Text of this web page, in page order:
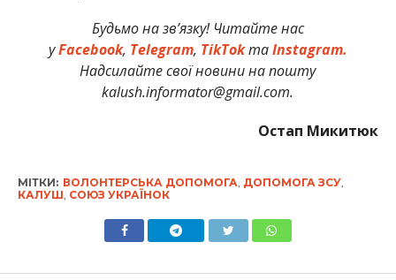
Будьмо на зв’язку! Читайте нас
уFacebook, Telegram, TikTokтаInstagram.
Надсилайте свої новини на пошту
kalush.informator@gmail.com.
Остап Микитюк
МІТКИ: ВОЛОНТЕРСЬКА ДОПОМОГА ДОПОМОГА ЗСУ,
КАЛУШ СОЮЗ УКРАЇНОК